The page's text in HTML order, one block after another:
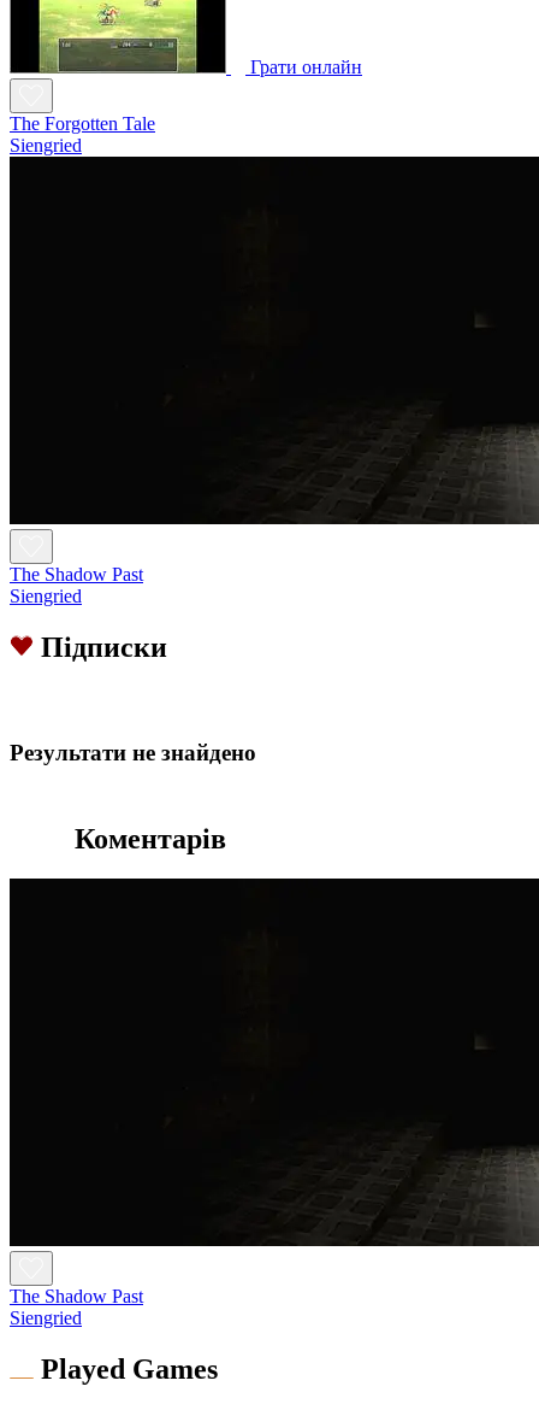
Грати онлайн
The Forgotten Tale
Siengried
The Shadow Past
Siengried
Підписки
Результати не знайдено
Коментарів
The Shadow Past
Siengried
Played Games